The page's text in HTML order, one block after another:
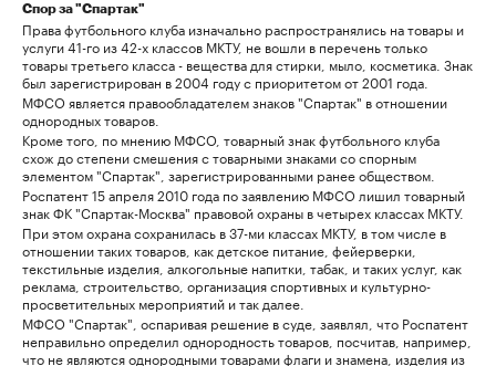
Спор за "Спартак"
Права футбольного клуба изначально распространялись на товары и
услуги 41-го из 42-х классов МКТУ, не вошли в перечень только
товары третьего класса - вещества для стирки, мыло, косметика. Знак
был зарегистрирован в 2004 году с приоритетом от 2001 года.
МФСО является правообладателем знаков "Спартак" в отношении
однородных товаров.
Кроме того, по мнению МФСО, товарный знак футбольного клуба
схож до степени смешения с товарными знаками со спорным
элементом "Спартак", зарегистрированными ранее обществом.
Роспатент 15 апреля 2010 года по заявлению МФСО лишил товарный
знак ФК "Спартак-Москва" правовой охраны в четырех классах МКТУ.
При этом охрана сохранилась в 37-ми классах МКТУ, в том числе в
отношении таких товаров, как детское питание, фейерверки,
текстильные изделия, алкогольные напитки, табак, и таких услуг, как
реклама, строительство, организация спортивных и культурно-
просветительных мероприятий и так далее.
МФСО "Спартак", оспаривая решение в суде, заявлял, что Роспатент
неправильно определил однородность товаров, посчитав, например,
что не являются однородными товарами флаги и знамена, изделия из